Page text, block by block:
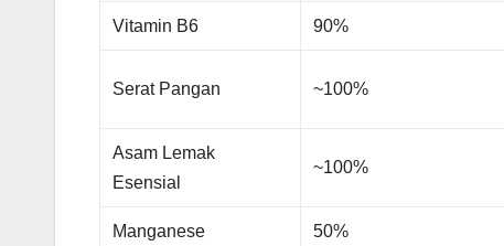
Vitamin B6 90%
Serat Pangan ~100%
Asam Lemak
Esensial
~100%
Manganese 50%